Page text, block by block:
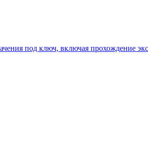
под ключ, включая